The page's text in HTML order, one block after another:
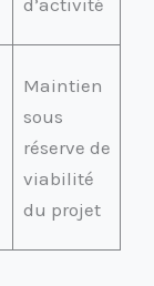
Maintien
sous
réserve de
viabilité
du projet